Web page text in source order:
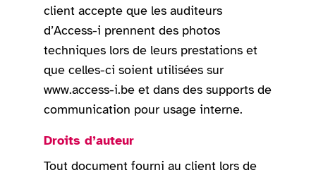
client accepte que les auditeurs
d’Access-i prennent des photos
techniques lors de leurs prestations et
que celles-ci soient utilisées sur
www.access-i.be et dans des supports de
communication pour usage interne.
Droits d’auteur
Tout document fourni au client lors de